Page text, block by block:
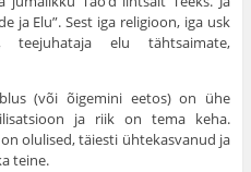
ja Elu”. Sest iga religioon, iga usk
teejuhataja elu tähtsaimate,
(või õige­mini eetos) on ühe
ja riik on tema keha.
olulised, täiesti ühtekasvanud ja
teine.